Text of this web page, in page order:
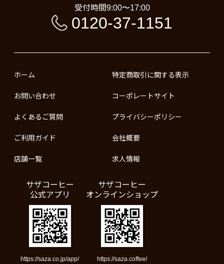
受付時間9:00〜17:00
0120-37-1151
ホーム
お問い合わせ
よくあるご質問
ご利用ガイド
店舗一覧
特定商取引に関する表示
コーポレートサイト
プライバシーポリシー
会社概要
求人情報
サザコーヒー
公式アプリ
https://saza.co.jp/app/
サザコーヒー
オンラインショップ
https://saza.coffee/